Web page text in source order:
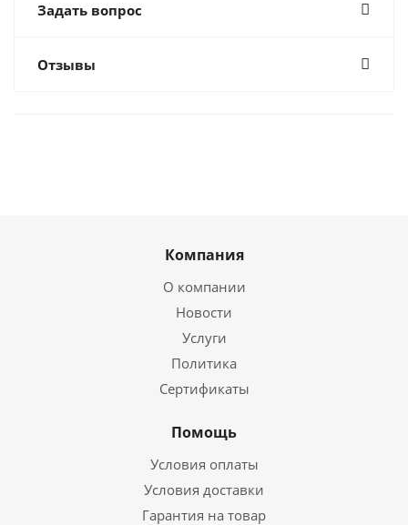
Задать вопрос
Отзывы
Компания
О компании
Новости
Услуги
Политика
Сертификаты
Помощь
Условия оплаты
Условия доставки
Гарантия на товар